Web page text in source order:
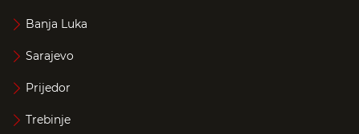
Banja Luka
Sarajevo
Prijedor
Trebinje